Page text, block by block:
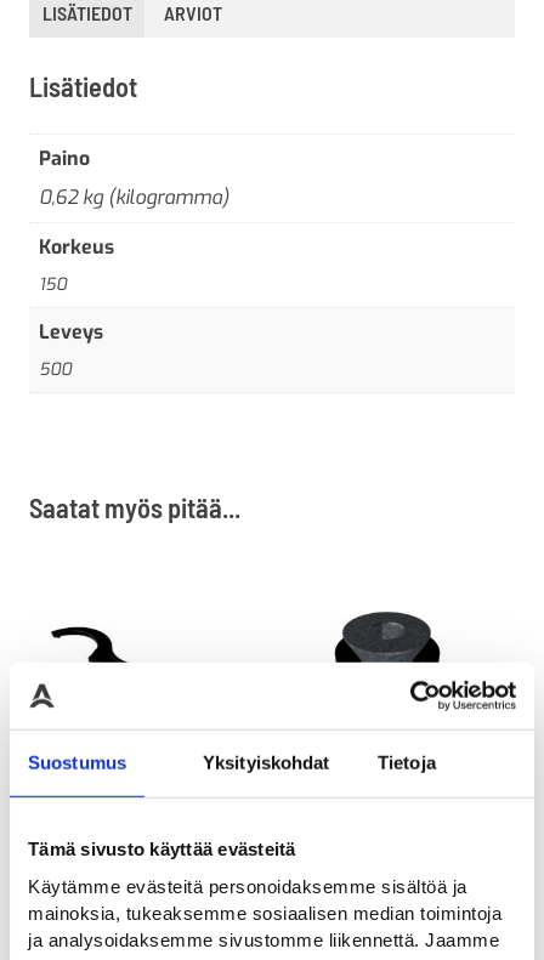
Suostumus Yksityiskohdat Tietoja
Tämä sivusto käyttää evästeitä
Käytämme evästeitä personoidaksemme sisältöä ja
mainoksia, tukeaksemme sosiaalisen median toimintoja
ja analysoidaksemme sivustomme liikennettä. Jaamme
LISÄTIEDOT ARVIOT
Lisätiedot
Paino
0,62 kg (kilogramma)
Korkeus
150
Leveys
500
Saatat myös pitää...
mm
Jislon taipuisan pollarin
kiristysavain
25,00€
Pultti ja tiiviste Jislon
taipuisalle pollarille
33,00€